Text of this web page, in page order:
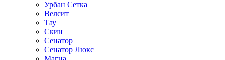
Урбан Сетка
Велсит
Тау
Скин
Сенатор
Сенатор Люкс